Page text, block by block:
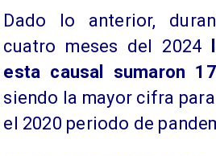
Dado lo anterior,
cuatro meses del 2024
esta causal sumaron
siendo la mayor cifra
el 2020 periodo de